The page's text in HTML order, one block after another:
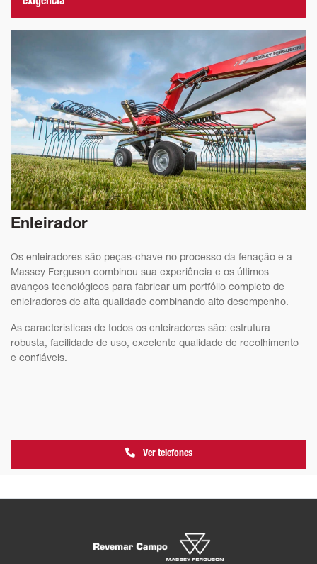
Enleirador
Os enleiradores são peças-chave no processo da fenação e a
Massey Ferguson combinou sua experiência e os últimos
avanços tecnológicos para fabricar um portfólio completo de
enleiradores de alta qualidade combinando alto desempenho.
As características de todos os enleiradores são: estrutura
robusta, facilidade de uso, excelente qualidade de recolhimento
e confiáveis.
Ver telefones